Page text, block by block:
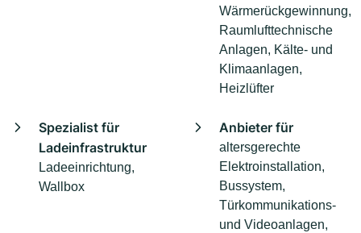
Wärmerückgewinnung,
Raumlufttechnische
Anlagen, Kälte- und
Klimaanlagen,
Heizlüfter
Spezialist für
Ladeinfrastruktur
Ladeeinrichtung,
Wallbox
Anbieter für
altersgerechte
Elektroinstallation,
Bussystem,
Türkommunikations-
und Videoanlagen,